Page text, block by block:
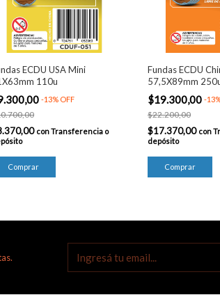
ECDU USA Mini
110u
-13% OFF
conTransferencia o
Fundas ECDU
57,5X89mm
$19.300,00 -13
$22.200,00
$17.370,00 con
depósito